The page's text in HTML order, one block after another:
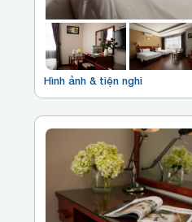
Hình ảnh & tiện nghi